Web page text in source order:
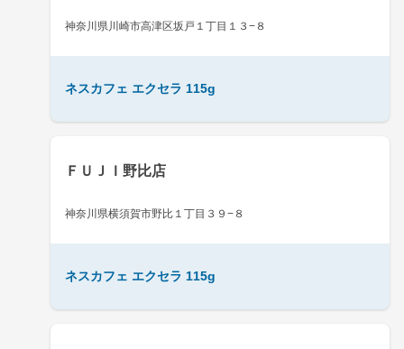
神奈川県川崎市高津区坂戸１丁目１３−８
ネスカフェ エクセラ 115g
ＦＵＪＩ野比店
神奈川県横須賀市野比１丁目３９−８
ネスカフェ エクセラ 115g